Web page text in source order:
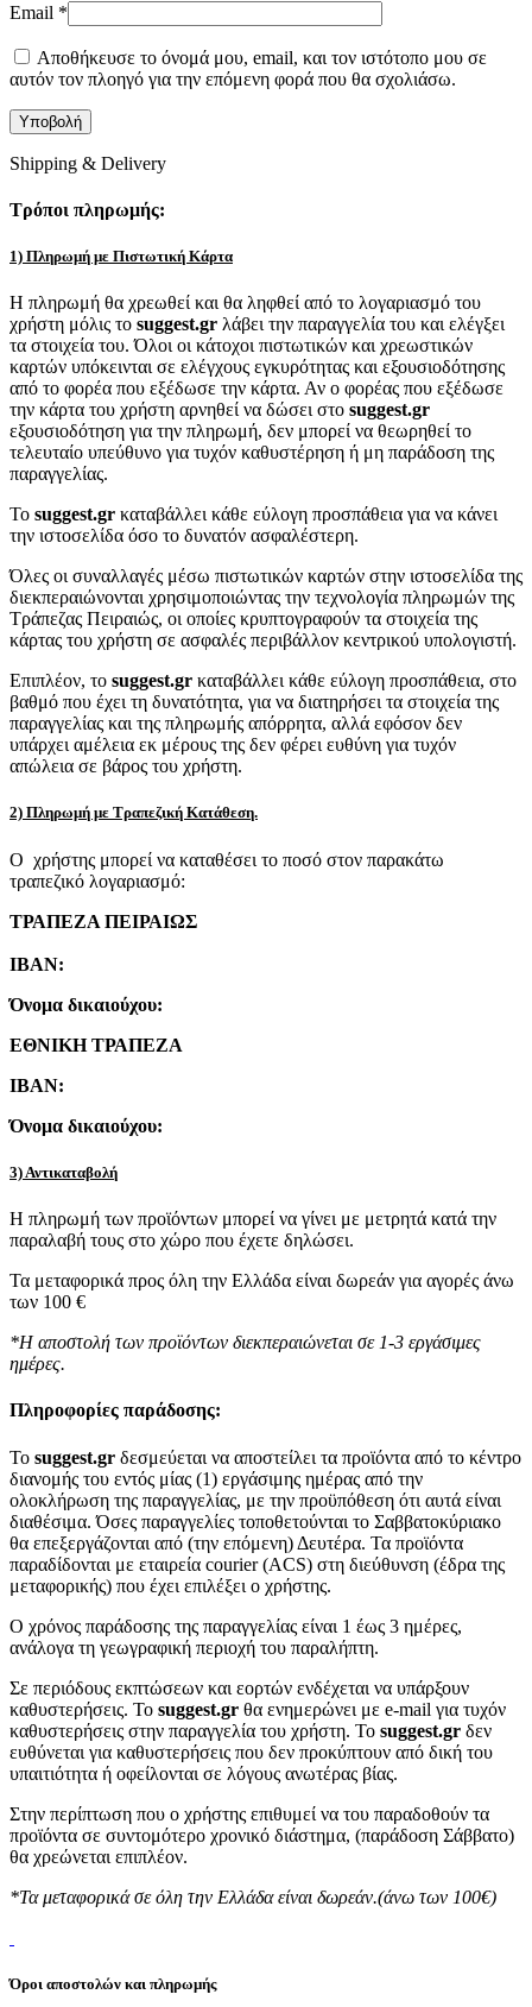
Email *
Αποθήκευσε το όνομά μου, email, και τον ιστότοπο μου σε
αυτόν τον πλοηγό για την επόμενη φορά που θα σχολιάσω.
Shipping & Delivery
Τρόποι πληρωμής:
1) Πληρωμή με Πιστωτική Κάρτα
Η πληρωμή θα χρεωθεί και θα ληφθεί από το λογαριασμό του
χρήστη μόλις το suggest.gr λάβει την παραγγελία του και ελέγξει
τα στοιχεία του. Όλοι οι κάτοχοι πιστωτικών και χρεωστικών
καρτών υπόκεινται σε ελέγχους εγκυρότητας και εξουσιοδότησης
από το φορέα που εξέδωσε την κάρτα. Αν ο φορέας που εξέδωσε
την κάρτα του χρήστη αρνηθεί να δώσει στο suggest.gr
εξουσιοδότηση για την πληρωμή, δεν μπορεί να θεωρηθεί το
τελευταίο υπεύθυνο για τυχόν καθυστέρηση ή μη παράδοση της
παραγγελίας.
Το suggest.gr καταβάλλει κάθε εύλογη προσπάθεια για να κάνει
την ιστοσελίδα όσο το δυνατόν ασφαλέστερη.
Όλες οι συναλλαγές μέσω πιστωτικών καρτών στην ιστοσελίδα της
διεκπεραιώνονται χρησιμοποιώντας την τεχνολογία πληρωμών της
Τράπεζας Πειραιώς, οι οποίες κρυπτογραφούν τα στοιχεία της
κάρτας του χρήστη σε ασφαλές περιβάλλον κεντρικού υπολογιστή.
Επιπλέον, το suggest.gr καταβάλλει κάθε εύλογη προσπάθεια, στο
βαθμό που έχει τη δυνατότητα, για να διατηρήσει τα στοιχεία της
παραγγελίας και της πληρωμής απόρρητα, αλλά εφόσον δεν
υπάρχει αμέλεια εκ μέρους της δεν φέρει ευθύνη για τυχόν
απώλεια σε βάρος του χρήστη.
2) Πληρωμή με Τραπεζική Κατάθεση.
Ο χρήστης μπορεί να καταθέσει το ποσό στον παρακάτω
τραπεζικό λογαριασμό:
ΤΡΑΠΕΖΑ ΠΕΙΡΑΙΩΣ
IBAN:
Όνομα δικαιούχου:
ΕΘΝΙΚΗ ΤΡΑΠΕΖΑ
IBAN:
Όνομα δικαιούχου:
3) Αντικαταβολή
Η πληρωμή των προϊόντων μπορεί να γίνει με μετρητά κατά την
παραλαβή τους στο χώρο που έχετε δηλώσει.
Τα μεταφορικά προς όλη την Ελλάδα είναι δωρεάν για αγορές άνω
των 100 €
*Η αποστολή των προϊόντων διεκπεραιώνεται σε 1-3 εργάσιμες
ημέρες.
Πληροφορίες παράδοσης:
To suggest.gr δεσμεύεται να αποστείλει τα προϊόντα από το κέντρο
διανομής του εντός μίας (1) εργάσιμης ημέρας από την
ολοκλήρωση της παραγγελίας, με την προϋπόθεση ότι αυτά είναι
διαθέσιμα. Όσες παραγγελίες τοποθετούνται το Σαββατοκύριακο
θα επεξεργάζονται από (την επόμενη) Δευτέρα. Τα προϊόντα
παραδίδονται με εταιρεία courier (ACS) στη διεύθυνση (έδρα της
μεταφορικής) που έχει επιλέξει ο χρήστης.
Ο χρόνος παράδοσης της παραγγελίας είναι 1 έως 3 ημέρες,
ανάλογα τη γεωγραφική περιοχή του παραλήπτη.
Σε περιόδους εκπτώσεων και εορτών ενδέχεται να υπάρξουν
καθυστερήσεις. Το suggest.gr θα ενημερώνει με e-mail για τυχόν
καθυστερήσεις στην παραγγελία του χρήστη. Το suggest.gr δεν
ευθύνεται για καθυστερήσεις που δεν προκύπτουν από δική του
υπαιτιότητα ή οφείλονται σε λόγους ανωτέρας βίας.
Στην περίπτωση που ο χρήστης επιθυμεί να του παραδοθούν τα
προϊόντα σε συντομότερο χρονικό διάστημα, (παράδοση Σάββατο)
θα χρεώνεται επιπλέον.
*Τα μεταφορικά σε όλη την Ελλάδα είναι δωρεάν.(άνω των 100€)
Όροι αποστολών και πληρωμής